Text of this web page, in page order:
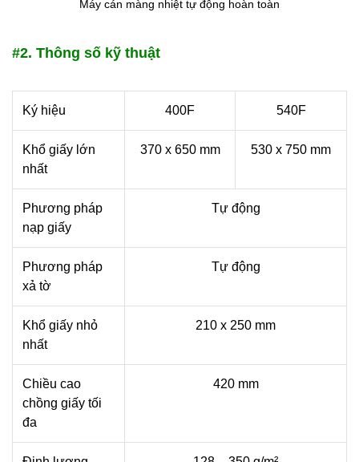
Máy cán màng nhiệt tự động hoàn toàn
#2. Thông số kỹ thuật
Ký hiệu 400F 540F
Khổ giấy lớn
nhất
370 x 650 mm 530 x 750 mm
Phương pháp
nạp giấy
Tự động
Phương pháp
xả tờ
Tự động
Khổ giấy nhỏ
nhất
210 x 250 mm
Chiều cao
chồng giấy tối
đa
420 mm